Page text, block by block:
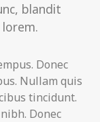
blandit
Donec
Nullam quis
tincidunt.
Donec